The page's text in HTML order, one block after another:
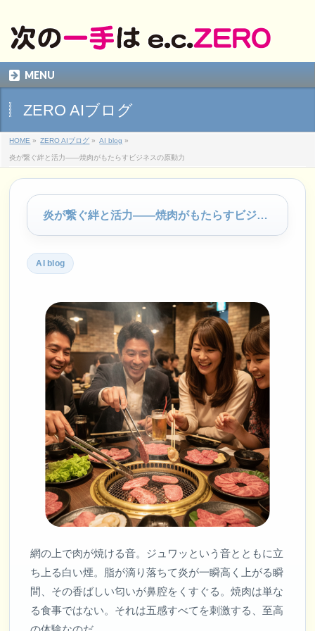
MENU
ZERO AIブログ
HOME » ZERO AIブログ » AI blog »
炎が繋ぐ絆と活力――焼肉がもたらすビジネスの原動力
炎が繋ぐ絆と活力――焼肉がもたらすビジネスの原動力
AI blog
網の上で肉が焼ける音。ジュワッという音とともに立
ち上る白い煙。脂が滴り落ちて炎が一瞬高く上がる瞬
間、その香ばしい匂いが鼻腔をくすぐる。焼肉は単な
る食事ではない。それは五感すべてを刺激する、至高